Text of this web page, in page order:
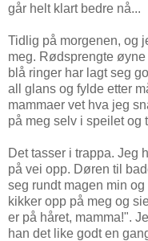
går helt klart bedre nå...
Tidlig på morgenen, og
meg. Rødsprengte
blå ringer har lagt seg
all glans og fylde etter
mammaer vet hva jeg
på meg selv i speilet og
Det tasser i trappa. Jeg
på vei opp. Døren til
seg rundt magen min
kikker opp på meg og
er på håret, mamma!".
han det like godt en